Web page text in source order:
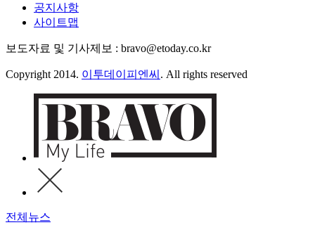
공지사항
사이트맵
보도자료 및 기사제보 : bravo@etoday.co.kr
Copyright 2014. 이투데이피엔씨 . All rights reserved
전체뉴스